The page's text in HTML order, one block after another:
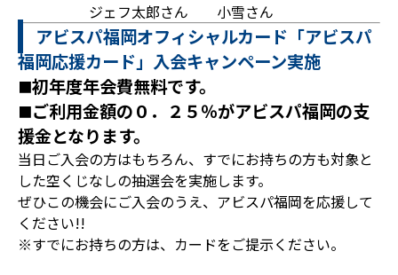
ジェフ太郎さん 小雪さん
アビスパ福岡オフィシャルカード「アビスパ
福岡応援カード」入会キャンペーン実施
■初年度年会費無料です。
■ご利用金額の０．２５％がアビスパ福岡の支
援金となります。
当日ご入会の方はもちろん、すでにお持ちの方も対象と
した空くじなしの抽選会を実施します。
ぜひこの機会にご入会のうえ、アビスパ福岡を応援して
ください!!
※すでにお持ちの方は、カードをご提示ください。